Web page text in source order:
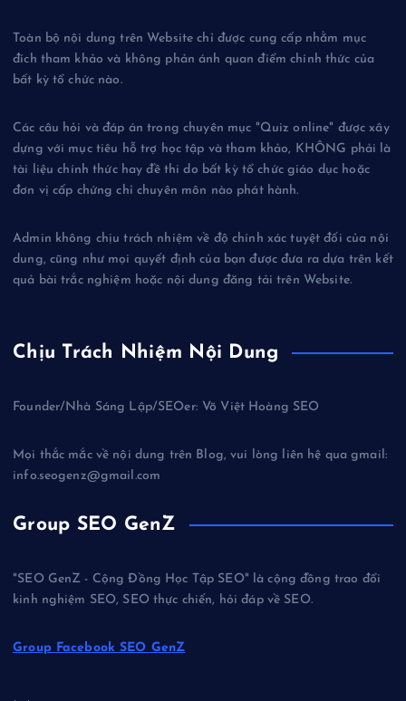
Toàn bộ nội dung trên Website chỉ được cung cấp nhằm mục
đích tham khảo và không phản ánh quan điểm chính thức của
bất kỳ tổ chức nào.
Các câu hỏi và đáp án trong chuyên mục "Quiz online" được xây
dựng với mục tiêu hỗ trợ học tập và tham khảo, KHÔNG phải là
tài liệu chính thức hay đề thi do bất kỳ tổ chức giáo dục hoặc
đơn vị cấp chứng chỉ chuyên môn nào phát hành.
Admin không chịu trách nhiệm về độ chính xác tuyệt đối của nội
dung, cũng như mọi quyết định của bạn được đưa ra dựa trên kết
quả bài trắc nghiệm hoặc nội dung đăng tải trên Website.
Chịu Trách Nhiệm Nội Dung
Founder/Nhà Sáng Lập/SEOer: Võ Việt Hoàng SEO
Mọi thắc mắc về nội dung trên Blog, vui lòng liên hệ qua gmail:
info.seogenz@gmail.com
Group SEO GenZ
"SEO GenZ - Cộng Đồng Học Tập SEO" là cộng đồng trao đổi
kinh nghiệm SEO, SEO thực chiến, hỏi đáp về SEO.
Group Facebook SEO GenZ